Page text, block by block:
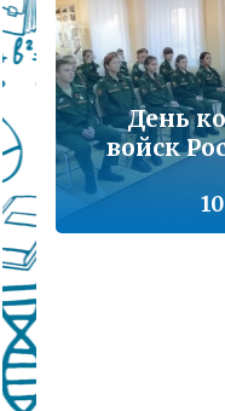
Подробнее...
День
войск